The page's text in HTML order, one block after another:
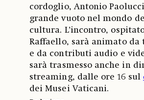
cordoglio, Antonio
grande vuoto nel mondo
cultura. L’incontro,
Raffaello, sarà animato da
e da contributi audio e
sarà trasmesso anche in
streaming, dalle ore 16 sul
dei Musei Vaticani.